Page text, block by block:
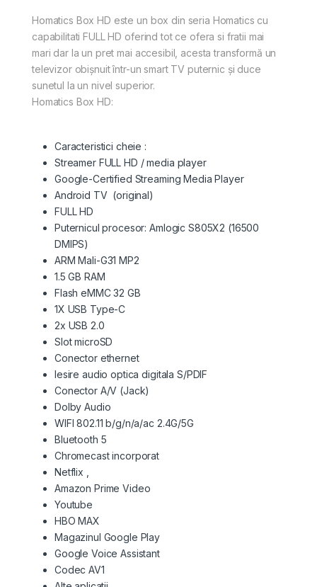
Homatics Box HD este un box din seria Homatics cu
capabilitati FULL HD oferind tot ce ofera si fratii mai
mari dar la un pret mai accesibil, acesta transformă un
televizor obișnuit într-un smart TV puternic și duce
sunetul la un nivel superior.
Homatics Box HD:
Caracteristici cheie :
Streamer FULL HD / media player
Google-Certified Streaming Media Player
Android TV (original)
FULL HD
Puternicul procesor: Amlogic S805X2 (16500
DMIPS)
ARM Mali-G31 MP2
1.5 GB RAM
Flash eMMC 32 GB
1X USB Type-C
2x USB 2.0
Slot microSD
Conector ethernet
Iesire audio optica digitala S/PDIF
Conector A/V (Jack)
Dolby Audio
WIFI 802.11 b/g/n/a/ac 2.4G/5G
Bluetooth 5
Chromecast incorporat
Netflix ,
Amazon Prime Video
Youtube
HBO MAX
Magazinul Google Play
Google Voice Assistant
Codec AV1